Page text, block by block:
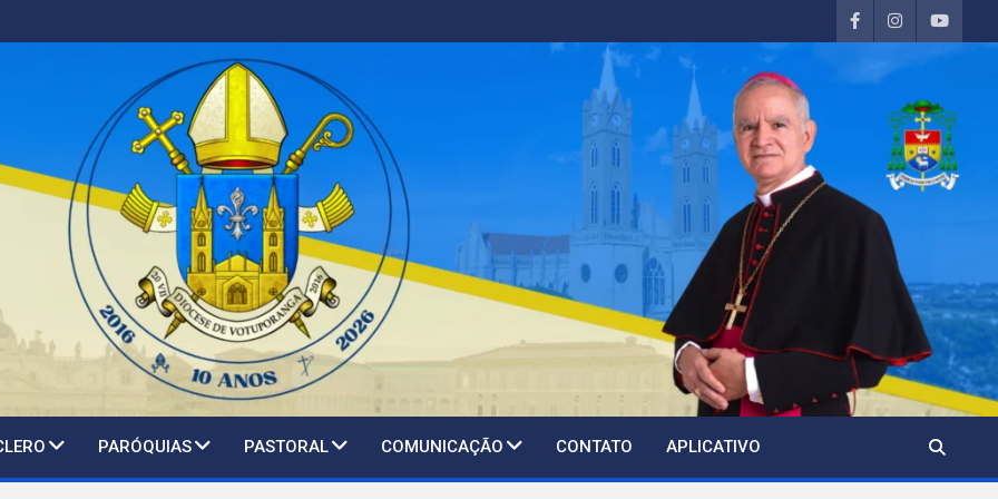
PARÓQUIAS PASTORAL COMUNICAÇÃO CONTATO APLICATIVO